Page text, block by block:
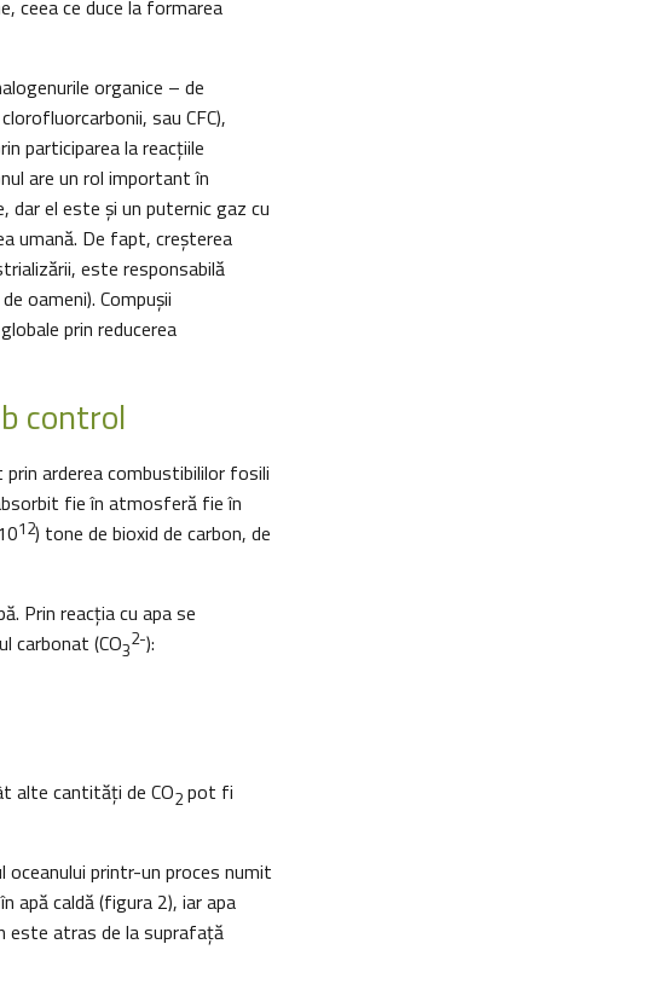
ceea ce duce la formarea
organice – de
sau CFC),
participarea la reacțiile
are un rol important în
el este şi un puternic gaz cu
umană. De fapt, creșterea
este responsabilă
oameni). Compușii
prin reducerea
control
prin arderea combustibililor fosili
fie în atmosferă fie în
12) tone de bioxid de carbon, de
Prin reacţia cu apa se
carbonat (CO3
2-):
alte cantităţi de CO2 pot fi
printr-un proces numit
apă caldă (figura 2), iar apa
este atras de la suprafață